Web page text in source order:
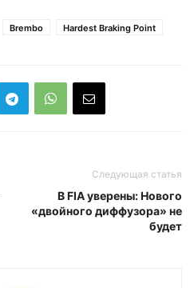
Brembo Hardest Braking Point
Следующая статья
В FIA уверены: Нового
«двойного диффузора» не
будет